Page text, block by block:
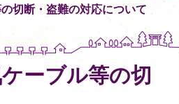
切断・盗難の対応について
ーブル等の切